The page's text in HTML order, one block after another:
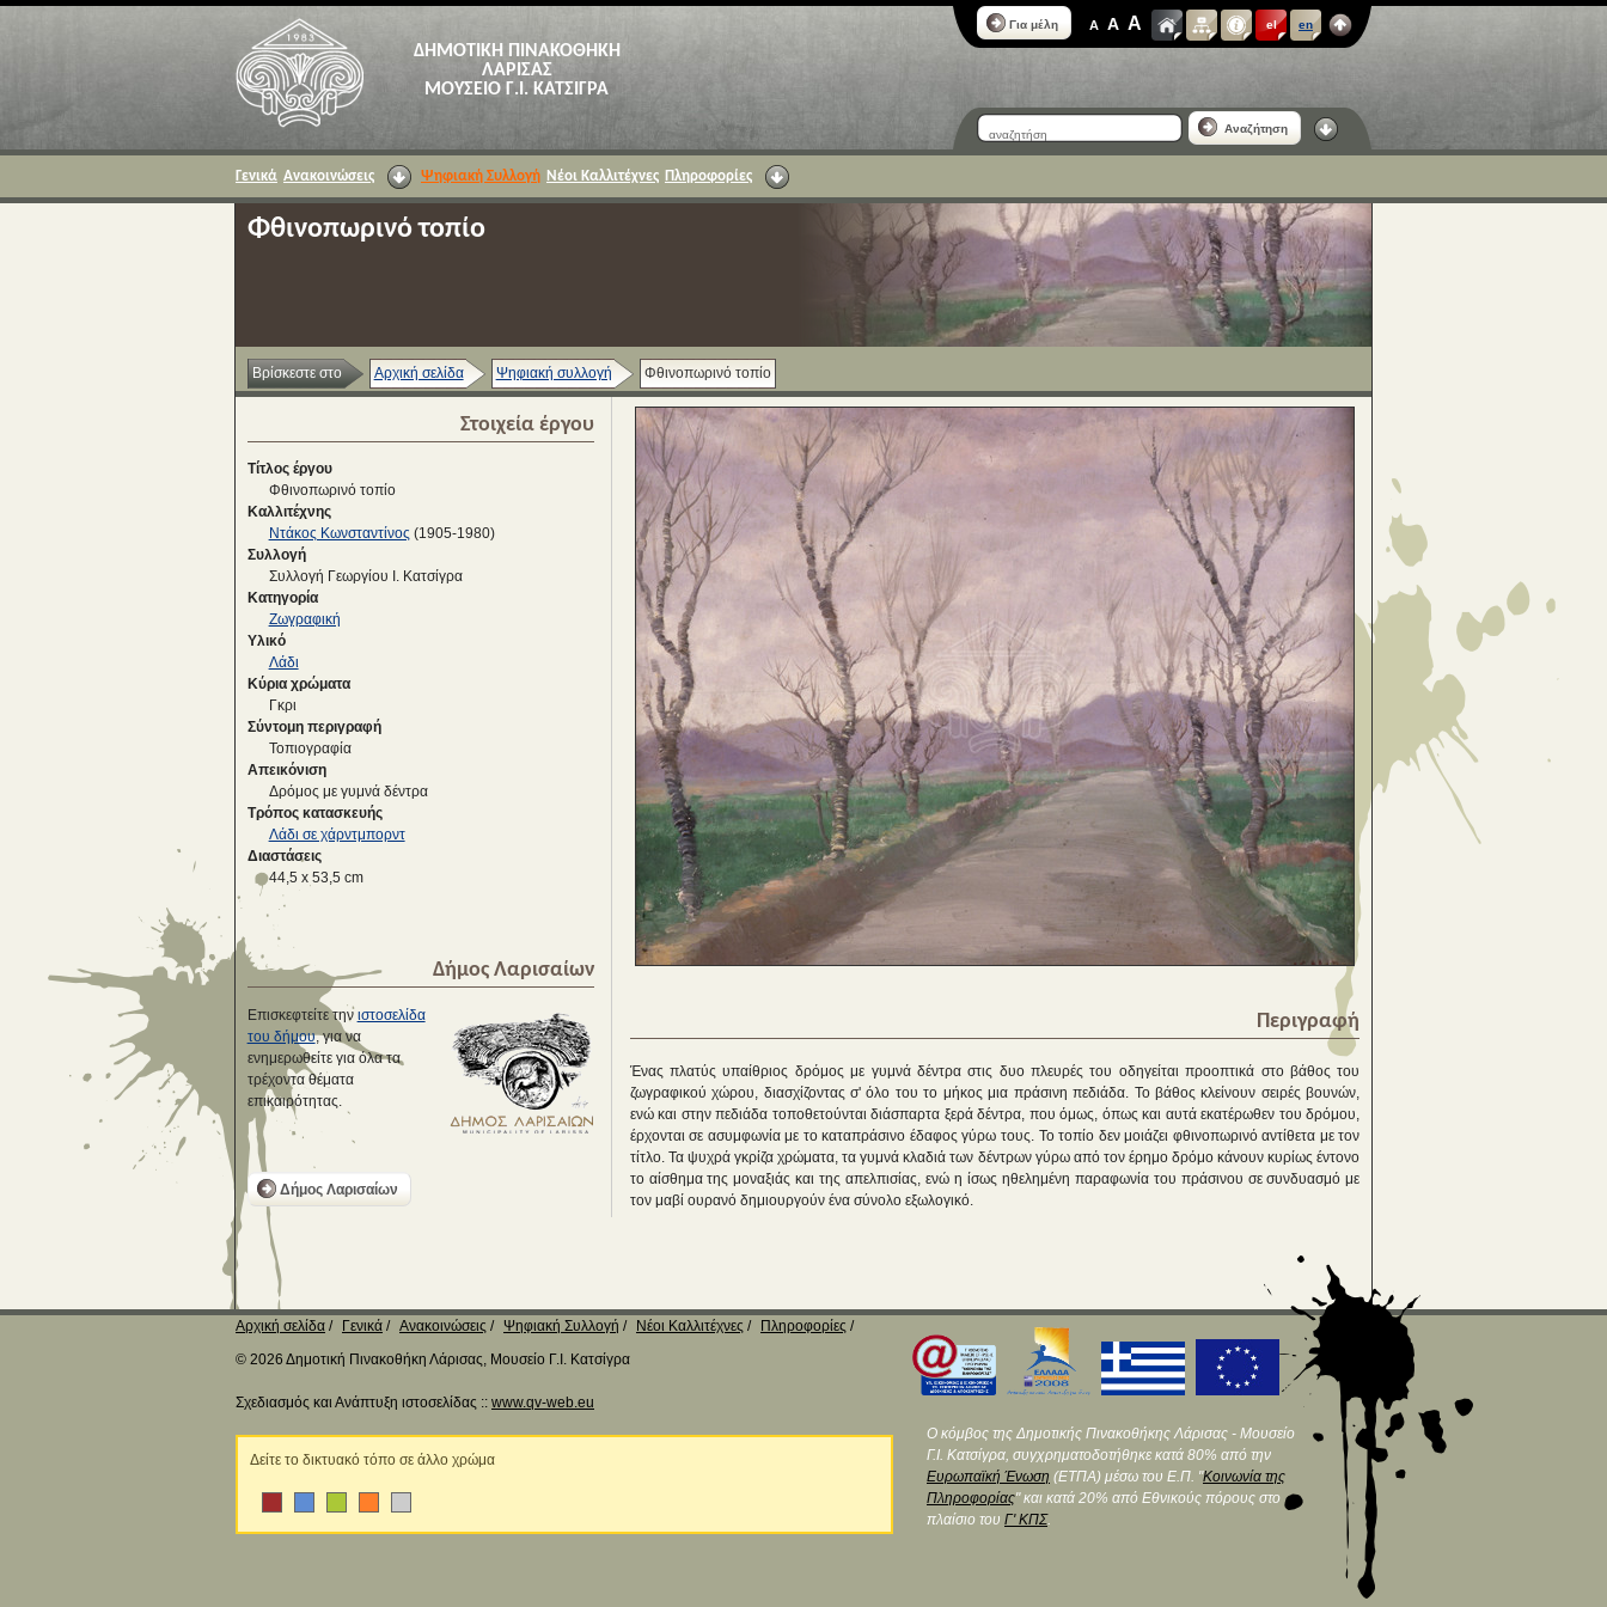
ΔΗΜΟΤΙΚΗ ΠΙΝΑΚΟΘΗΚΗ
ΛΑΡΙΣΑΣ
ΜΟΥΣΕΙΟ Γ.Ι. ΚΑΤΣΙΓΡΑ
Για μέλη A A A el en
Αναζήτηση
Γενικά Ανακοινώσεις Ψηφιακή Συλλογή Νέοι Καλλιτέχνες Πληροφορίες
Φθινοπωρινό τοπίο
Βρίσκεστε στο Αρχική σελίδα Ψηφιακή συλλογή Φθινοπωρινό τοπίο
Στοιχεία έργου
Τίτλος έργου
Φθινοπωρινό τοπίο
Καλλιτέχνης
Ντάκος Κωνσταντίνος (1905-1980)
Συλλογή
Συλλογή Γεωργίου Ι. Κατσίγρα
Κατηγορία
Ζωγραφική
Υλικό
Λάδι
Κύρια χρώματα
Γκρι
Σύντομη περιγραφή
Τοπιογραφία
Απεικόνιση
Δρόμος με γυμνά δέντρα
Τρόπος κατασκευής
Λάδι σε χάρντμπορντ
Διαστάσεις
44,5 x 53,5 cm
Δήμος Λαρισαίων
Επισκεφτείτε την ιστοσελίδα
του δήμου, για να
ενημερωθείτε για όλα τα
τρέχοντα θέματα
επικαιρότητας.
Δήμος Λαρισαίων
Περιγραφή
Ένας πλατύς υπαίθριος δρόμος με γυμνά δέντρα στις δυο πλευρές του οδηγείται προοπτικά στο βάθος του
ζωγραφικού χώρου, διασχίζοντας σ' όλο του το μήκος μια πράσινη πεδιάδα. Το βάθος κλείνουν σειρές βουνών,
ενώ και στην πεδιάδα τοποθετούνται διάσπαρτα ξερά δέντρα, που όμως, όπως και αυτά εκατέρωθεν του δρόμου,
έρχονται σε ασυμφωνία με το καταπράσινο έδαφος γύρω τους. Το τοπίο δεν μοιάζει φθινοπωρινό αντίθετα με τον
τίτλο. Τα ψυχρά γκρίζα χρώματα, τα γυμνά κλαδιά των δέντρων γύρω από τον έρημο δρόμο κάνουν κυρίως έντονο
το αίσθημα της μοναξιάς και της απελπισίας, ενώ η ίσως ηθελημένη παραφωνία του πράσινου σε συνδυασμό με
τον μαβί ουρανό δημιουργούν ένα σύνολο εξωλογικό.
Αρχική σελίδα Γενικά Ανακοινώσεις Ψηφιακή Συλλογή Νέοι Καλλιτέχνες
Πληροφορίες
© 2026 Δημοτική Πινακοθήκη Λάρισας, Μουσείο Γ.Ι. Κατσίγρα
Σχεδιασμός και Ανάπτυξη ιστοσελίδας :: www.qv-web.eu
Δείτε το δικτυακό τόπο σε άλλο χρώμα
Ο κόμβος της Δημοτικής Πινακοθήκης Λάρισας - Μουσείο
Γ.Ι. Κατσίγρα, συγχρηματοδοτήθηκε κατά 80% από την
Ευρωπαϊκή Ένωση (ΕΤΠΑ) μέσω του Ε.Π. "Κοινωνία της
Πληροφορίας" και κατά 20% από Εθνικούς πόρους στο
πλαίσιο του Γ' ΚΠΣ.